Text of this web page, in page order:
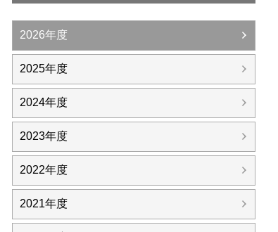
2026年度
2025年度
2024年度
2023年度
2022年度
2021年度